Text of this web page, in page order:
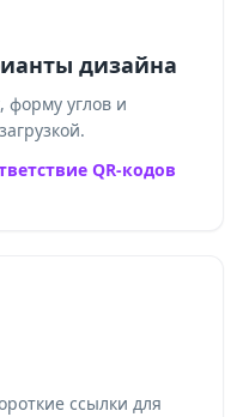
дизайна
форму углов и
QR-кодов
ссылки для